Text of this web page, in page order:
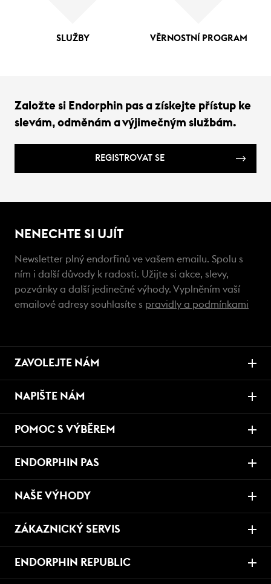
SLUŽBY VĚRNOSTNÍ PROGRAM
Založte si Endorphin pas a získejte přístup ke
slevám, odměnám a výjimečným službám.
REGISTROVAT SE
NENECHTE SI UJÍT
Newsletter plný endorfinů ve vašem emailu. Spolu s
ním i další důvody k radosti. Užijte si akce, slevy,
pozvánky a další jedinečné výhody. Vyplněním vaší
emailové adresy souhlasíte s pravidly a podmínkami
ZAVOLEJTE NÁM
NAPIŠTE NÁM
POMOC S VÝBĚREM
ENDORPHIN PAS
NAŠE VÝHODY
ZÁKAZNICKÝ SERVIS
ENDORPHIN REPUBLIC